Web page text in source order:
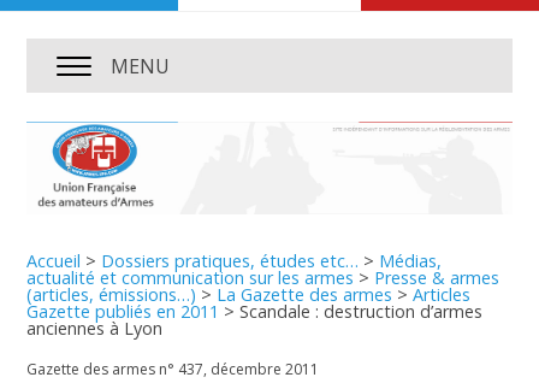
MENU
Accueil > Dossiers pratiques, études etc… > Médias,
actualité et communication sur les armes > Presse & armes
(articles, émissions…) > La Gazette des armes >Articles
Gazette publiés en 2011 >Scandale : destruction d’armes
anciennes à Lyon
Gazette des armes n° 437, décembre 2011